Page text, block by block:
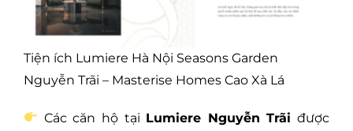
Tiện ích Lumiere Hà Nội Seasons Garden
Nguyễn Trãi – Masterise Homes Cao Xà Lá
Các căn hộ tại Lumiere Nguyễn Trãi được